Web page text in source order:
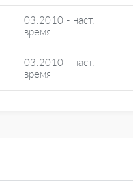
03.2010 - наст.
время
03.2010 - наст.
время